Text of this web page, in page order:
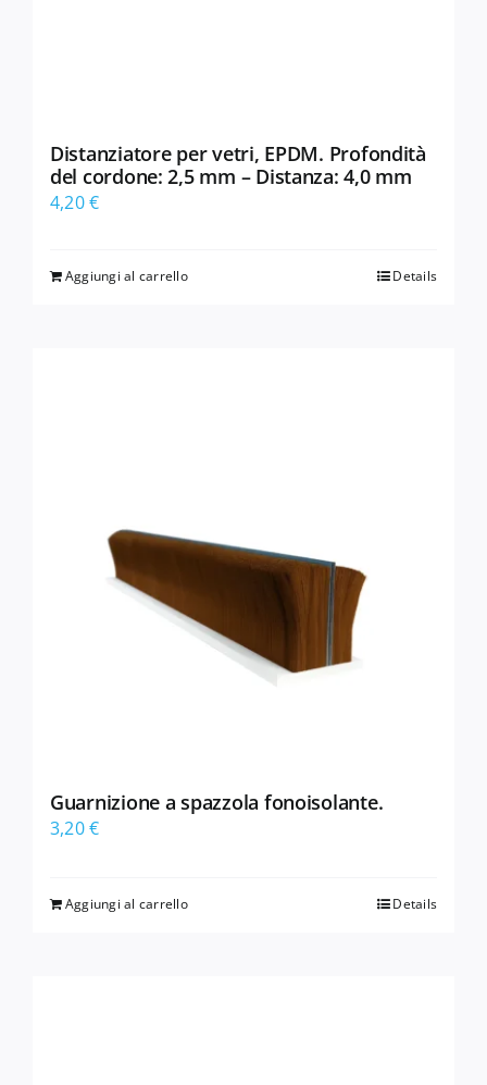
Distanziatore per vetri, EPDM. Profondità
del cordone: 2,5 mm – Distanza: 4,0 mm
4,20€
Aggiungi al carrello Details
Guarnizione a spazzola fonoisolante.
3,20€
Aggiungi al carrello Details